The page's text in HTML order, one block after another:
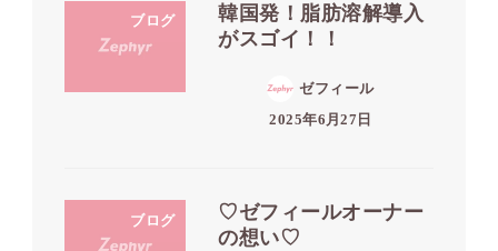
ブログ
韓国発！脂肪溶解導入
がスゴイ！！
ゼフィール
2025年6月27日
ブログ
♡ゼフィールオーナー
の想い♡